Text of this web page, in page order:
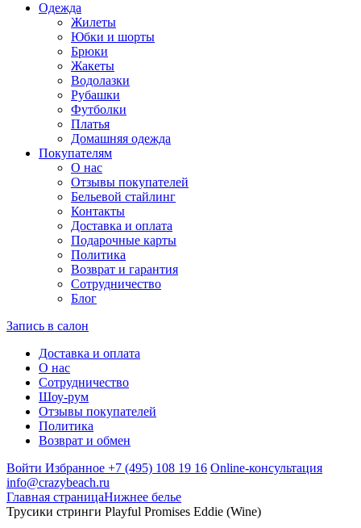
Одежда
Жилеты
Юбки и шорты
Брюки
Жакеты
Водолазки
Рубашки
Футболки
Платья
Домашняя одежда
Покупателям
О нас
Отзывы покупателей
Бельевой стайлинг
Контакты
Доставка и оплата
Подарочные карты
Политика
Возврат и гарантия
Сотрудничество
Блог
Запись в салон
Доставка и оплата
О нас
Сотрудничество
Шоу-рум
Отзывы покупателей
Политика
Возврат и обмен
Войти Избранное +7 (495) 108 19 16 Online-консультация
info@crazybeach.ru
Главная страницаНижнее белье
Трусики стринги Playful Promises Eddie (Wine)